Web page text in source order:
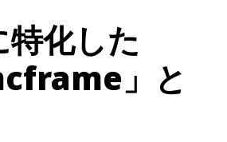
化した
」と